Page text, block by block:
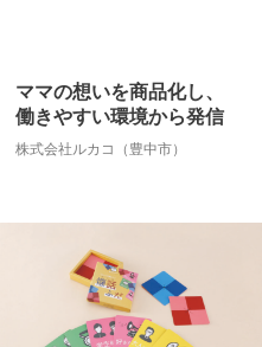
ママの想いを商品化し、
働きやすい環境から発信
株式会社ルカコ（豊中市）